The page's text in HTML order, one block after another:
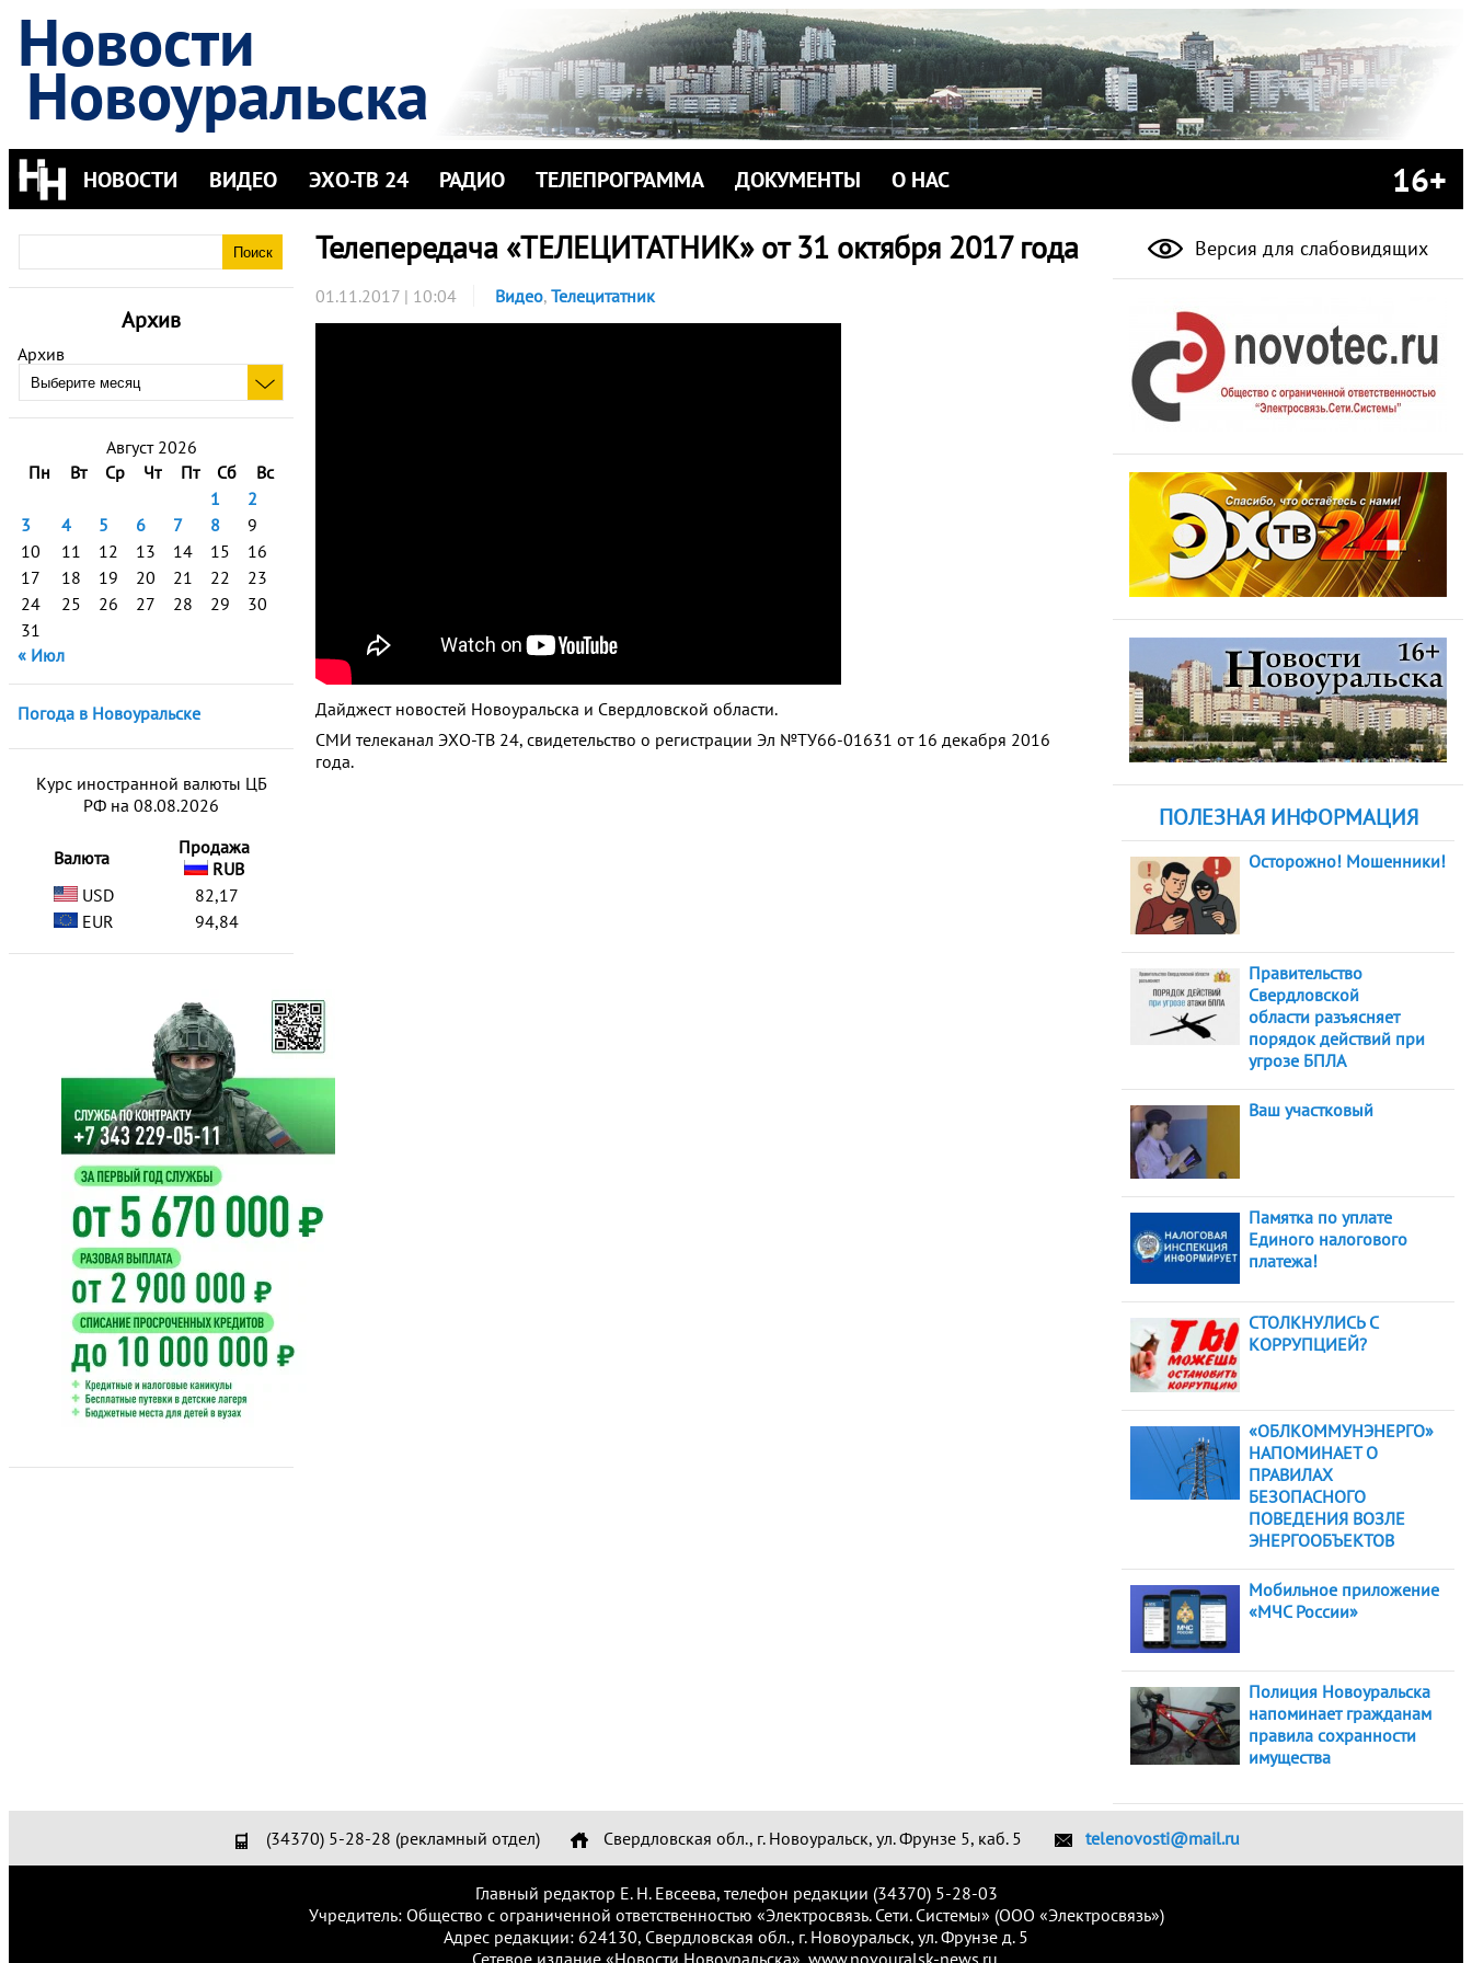
Новости
Новоуральска
НОВОСТИ ВИДЕО ЭХО-ТВ 24 РАДИО ТЕЛЕПРОГРАММА ДОКУМЕНТЫ О НАС 16+
Архив
Архив
Август 2026
Пн
Вт Ср Чт Пт Сб
Вс
1
2
3
4 5 6 7 8
9
10
11 12 13 14 15
16
17
18 19 20 21 22
23
24
25 26 27 28 29
30
31
« Июл
Погода в Новоуральске
Курс иностранной валюты ЦБ
РФ на 08.08.2026
Валюта
Продажа
RUB
USD
82,17
EUR
94,84
Телепередача «ТЕЛЕЦИТАТНИК» от 31 октября 2017 года
01.11.2017 | 10:04 Видео, Телецитатник
Дайджест новостей Новоуральска и Свердловской области.
СМИ телеканал ЭХО-ТВ 24, свидетельство о регистрации Эл №ТУ66-01631 от 16 декабря 2016
года.
Версия для слабовидящих
ПОЛЕЗНАЯ ИНФОРМАЦИЯ
Осторожно! Мошенники!
Правительство
Свердловской
области разъясняет
порядок действий при
угрозе БПЛА
Ваш участковый
Памятка по уплате
Единого налогового
платежа!
СТОЛКНУЛИСЬ С
КОРРУПЦИЕЙ?
«ОБЛКОММУНЭНЕРГО»
НАПОМИНАЕТ О
ПРАВИЛАХ
БЕЗОПАСНОГО
ПОВЕДЕНИЯ ВОЗЛЕ
ЭНЕРГООБЪЕКТОВ
Мобильное приложение
«МЧС России»
Полиция Новоуральска
напоминает гражданам
правила сохранности
имущества
(34370) 5-28-28 (рекламный отдел) Свердловская обл., г. Новоуральск, ул. Фрунзе 5, каб. 5 telenovosti@mail.ru
Главный редактор Е. Н. Евсеева, телефон редакции (34370) 5-28-03
Учредитель: Общество с ограниченной ответственностью «Электросвязь. Сети. Системы» (ООО «Электросвязь»)
Адрес редакции: 624130, Свердловская обл., г. Новоуральск, ул. Фрунзе д. 5